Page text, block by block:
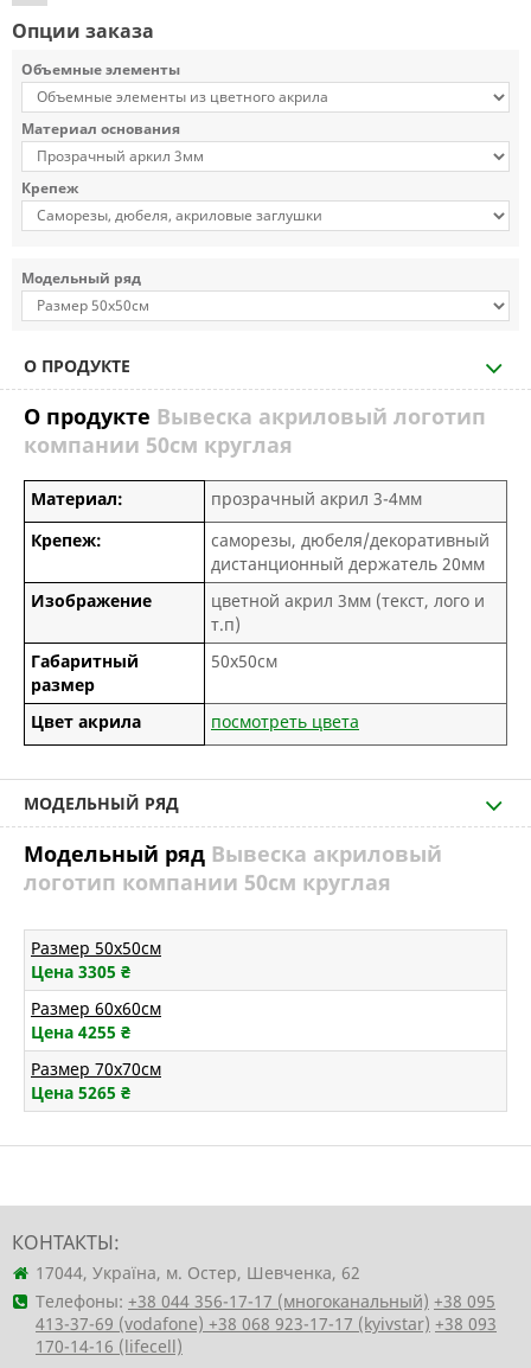
Опции заказа
Объемные элементы
Материал основания
Крепеж
Модельный ряд
О ПРОДУКТЕ
О продукте Вывеска акриловый логотип
компании 50см круглая
Материал:
прозрачный акрил 3-4мм
Крепеж:
саморезы, дюбеля/декоративный
дистанционный держатель 20мм
Изображение
цветной акрил 3мм (текст, лого и
т.п)
Габаритный
размер
50х50см
Цвет акрила посмотреть цвета
МОДЕЛЬНЫЙ РЯД
Модельный ряд Вывеска акриловый
логотип компании 50см круглая
Размер 50х50см
Цена 3305 ₴
Размер 60х60см
Цена 4255 ₴
Размер 70х70см
Цена 5265 ₴
КОНТАКТЫ:
17044, Україна, м. Остер, Шевченка, 62
Телефоны: +38 044 356-17-17 (многоканальный) +38 095
413-37-69 (vodafone) +38 068 923-17-17 (kyivstar) +38 093
170-14-16 (lifecell)